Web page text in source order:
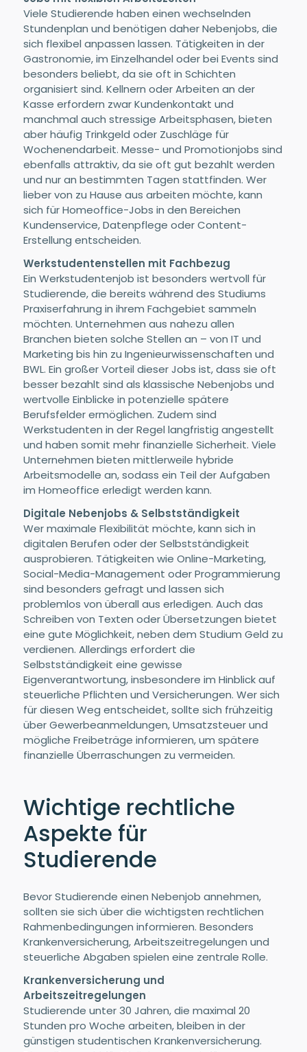
Viele Studierende haben einen wechselnden
Stundenplan und benötigen daher Nebenjobs, die
sich flexibel anpassen lassen. Tätigkeiten in der
Gastronomie, im Einzelhandel oder bei Events sind
besonders beliebt, da sie oft in Schichten
organisiert sind. Kellnern oder Arbeiten an der
Kasse erfordern zwar Kundenkontakt und
manchmal auch stressige Arbeitsphasen, bieten
aber häufig Trinkgeld oder Zuschläge für
Wochenendarbeit. Messe- und Promotionjobs sind
ebenfalls attraktiv, da sie oft gut bezahlt werden
und nur an bestimmten Tagen stattfinden. Wer
lieber von zu Hause aus arbeiten möchte, kann
sich für Homeoffice-Jobs in den Bereichen
Kundenservice, Datenpflege oder Content-
Erstellung entscheiden.
Werkstudentenstellen mit Fachbezug
Ein Werkstudentenjob ist besonders wertvoll für
Studierende, die bereits während des Studiums
Praxiserfahrung in ihrem Fachgebiet sammeln
möchten. Unternehmen aus nahezu allen
Branchen bieten solche Stellen an – von IT und
Marketing bis hin zu Ingenieurwissenschaften und
BWL. Ein großer Vorteil dieser Jobs ist, dass sie oft
besser bezahlt sind als klassische Nebenjobs und
wertvolle Einblicke in potenzielle spätere
Berufsfelder ermöglichen. Zudem sind
Werkstudenten in der Regel langfristig angestellt
und haben somit mehr finanzielle Sicherheit. Viele
Unternehmen bieten mittlerweile hybride
Arbeitsmodelle an, sodass ein Teil der Aufgaben
im Homeoffice erledigt werden kann.
Digitale Nebenjobs & Selbstständigkeit
Wer maximale Flexibilität möchte, kann sich in
digitalen Berufen oder der Selbstständigkeit
ausprobieren. Tätigkeiten wie Online-Marketing,
Social-Media-Management oder Programmierung
sind besonders gefragt und lassen sich
problemlos von überall aus erledigen. Auch das
Schreiben von Texten oder Übersetzungen bietet
eine gute Möglichkeit, neben dem Studium Geld zu
verdienen. Allerdings erfordert die
Selbstständigkeit eine gewisse
Eigenverantwortung, insbesondere im Hinblick auf
steuerliche Pflichten und Versicherungen. Wer sich
für diesen Weg entscheidet, sollte sich frühzeitig
über Gewerbeanmeldungen, Umsatzsteuer und
mögliche Freibeträge informieren, um spätere
finanzielle Überraschungen zu vermeiden.
Wichtige rechtliche
Aspekte für
Studierende
Bevor Studierende einen Nebenjob annehmen,
sollten sie sich über die wichtigsten rechtlichen
Rahmenbedingungen informieren. Besonders
Krankenversicherung, Arbeitszeitregelungen und
steuerliche Abgaben spielen eine zentrale Rolle.
Krankenversicherung und
Arbeitszeitregelungen
Studierende unter 30 Jahren, die maximal 20
Stunden pro Woche arbeiten, bleiben in der
günstigen studentischen Krankenversicherung.